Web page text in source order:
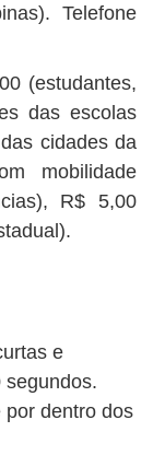
Telefone
(estudantes,
das escolas
cidades da
mobilidade
R$ 5,00
e
segundos.
por dentro dos